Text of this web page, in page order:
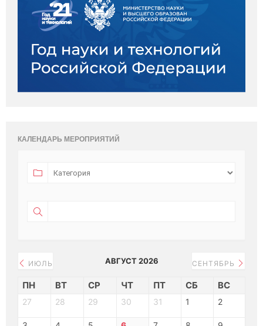
КАЛЕНДАРЬ МЕРОПРИЯТИЙ
ИЮЛЬ АВГУСТ 2026 СЕНТЯБРЬ
ПН ВТ СР ЧТ ПТ СБ ВС
27 28 29 30 31 1 2